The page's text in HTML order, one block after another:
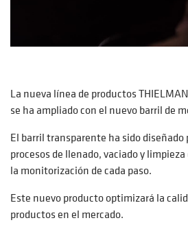
La nueva línea de productos
se ha ampliado con el nuevo barril de
El barril transparente ha sido diseñado
procesos de llenado, vaciado y
la monitorización de cada paso.
Este nuevo producto optimizará la
productos en el mercado.